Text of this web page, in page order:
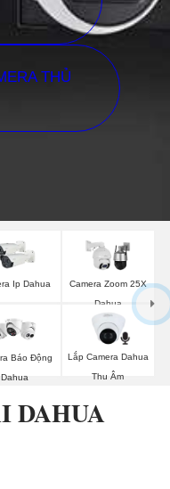
THỦ
Ip Dahua
Camera Zoom 25X
Dahua
Báo Động
Dahua
Lắp Camera Dahua
Thu Âm
DAHUA